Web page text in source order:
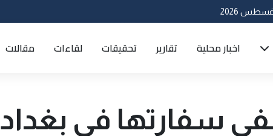
اخبار محلية تقارير تحقيقات لقاءات مقالات
سفارتها في بغداد